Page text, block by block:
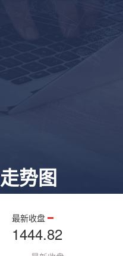
走势图
最新收盘
1444.82